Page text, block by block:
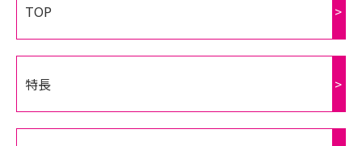
TOP >
特長 >